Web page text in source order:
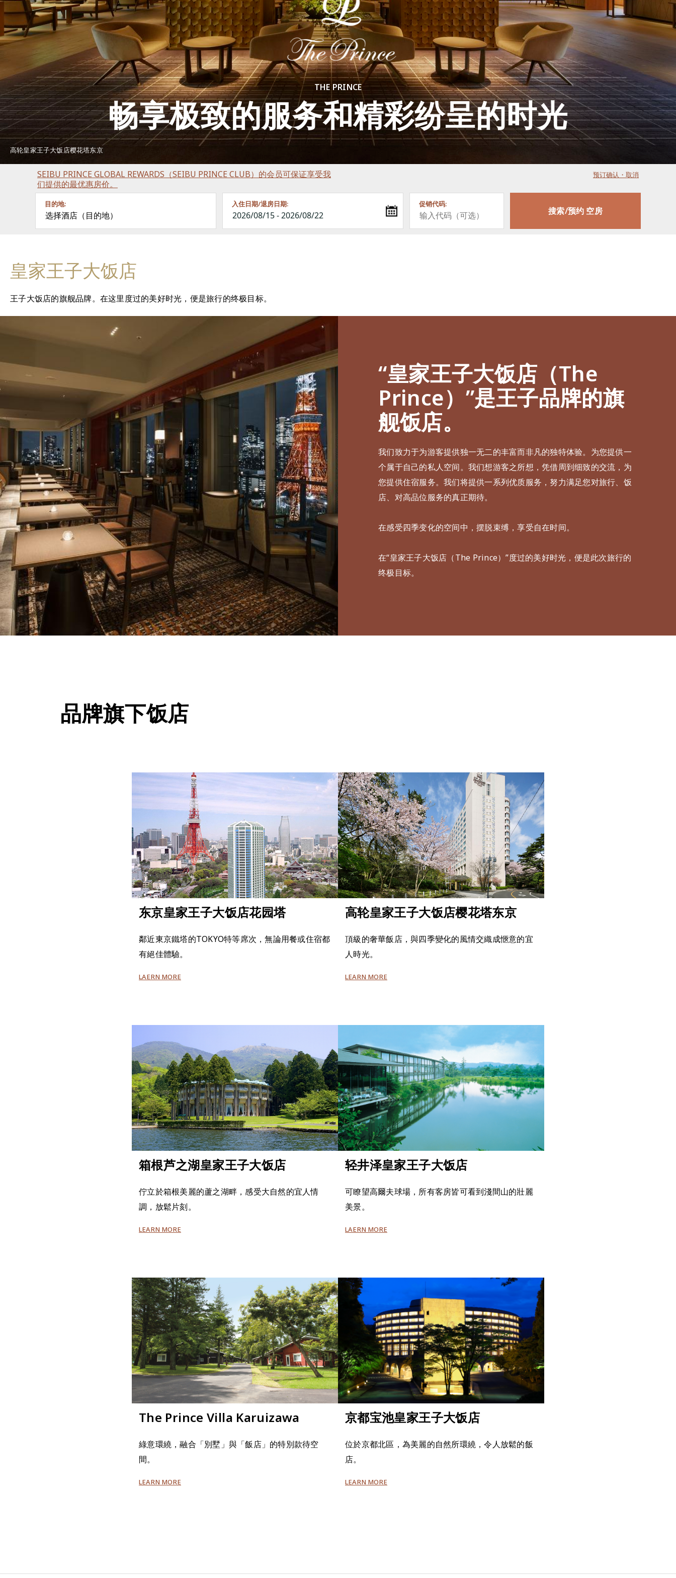
THE PRINCE
畅享极致的服务和精彩纷呈的时光
高轮皇家王子大饭店樱花塔东京
SEIBU PRINCE GLOBAL REWARDS（SEIBU PRINCE CLUB）的会员可保证享受我
们提供的最优惠房价。
预订确认・取消
目的地:
选择酒店（目的地）
入住日期/退房日期: 促销代码:
皇家王子大饭店
王子大饭店的旗舰品牌。在这里度过的美好时光，便是旅行的终极目标。
“皇家王子大饭店（The
Prince）”是王子品牌的旗
舰饭店。
我们致力于为游客提供独一无二的丰富而非凡的独特体验。为您提供一
个属于自己的私人空间。我们想游客之所想，凭借周到细致的交流，为
您提供住宿服务。我们将提供一系列优质服务，努力满足您对旅行、饭
店、对高品位服务的真正期待。
在感受四季变化的空间中，摆脱束缚，享受自在时间。
在“皇家王子大饭店（The Prince）”度过的美好时光，便是此次旅行的
终极目标。
品牌旗下饭店
东京皇家王子大饭店花园塔
鄰近東京鐵塔的TOKYO特等席次，無論用餐或住宿都
有絕佳體驗。
LAERN MORE
高轮皇家王子大饭店樱花塔东京
頂級的奢華飯店，與四季變化的風情交織成愜意的宜
人時光。
LEARN MORE
箱根芦之湖皇家王子大饭店
佇立於箱根美麗的蘆之湖畔，感受大自然的宜人情
調，放鬆片刻。
LEARN MORE
轻井泽皇家王子大饭店
可瞭望高爾夫球場，所有客房皆可看到淺間山的壯麗
美景。
LAERN MORE
The Prince Villa Karuizawa
綠意環繞，融合「別墅」與「飯店」的特別款待空
間。
LEARN MORE
京都宝池皇家王子大饭店
位於京都北區，為美麗的自然所環繞，令人放鬆的飯
店。
LEARN MORE